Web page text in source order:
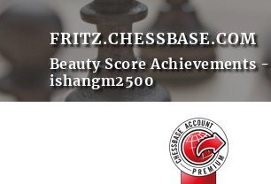
FRITZ.CHESSBASE.COM
Beauty Score Achievements -
ishangm2500